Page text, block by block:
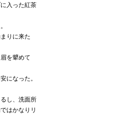
入った紅茶
りに来た
を顰めて
になった。
し、洗面所
はかなりリ